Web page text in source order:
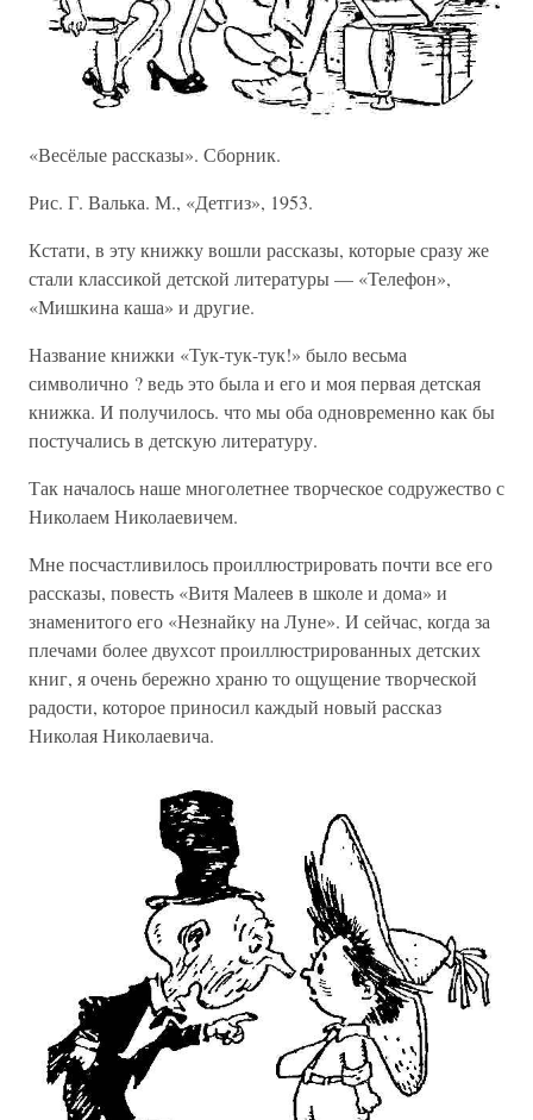
«Весёлые рассказы». Сборник.
Рис. Г. Валька. М., «Детгиз», 1953.
Кстати, в эту книжку вошли рассказы, которые сразу же
стали классикой детской литературы — «Телефон»,
«Мишкина каша» и другие.
Название книжки «Тук-тук-тук!» было весьма
символично ? ведь это была и его и моя первая детская
книжка. И получилось. что мы оба одновременно как бы
постучались в детскую литературу.
Так началось наше многолетнее творческое содружество с
Николаем Николаевичем.
Мне посчастливилось проиллюстрировать почти все его
рассказы, повесть «Витя Малеев в школе и дома» и
знаменитого его «Незнайку на Луне». И сейчас, когда за
плечами более двухсот проиллюстрированных детских
книг, я очень бережно храню то ощущение творческой
радости, которое приносил каждый новый рассказ
Николая Николаевича.